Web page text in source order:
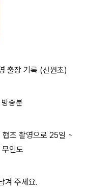
출장 기록 (산원초)
송분
협조 촬영으로 25일 ~
인도
겨 주세요.